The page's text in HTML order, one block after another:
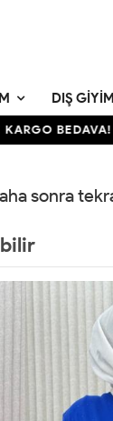
DIŞ GIYIM
BEDAVA!
sonra